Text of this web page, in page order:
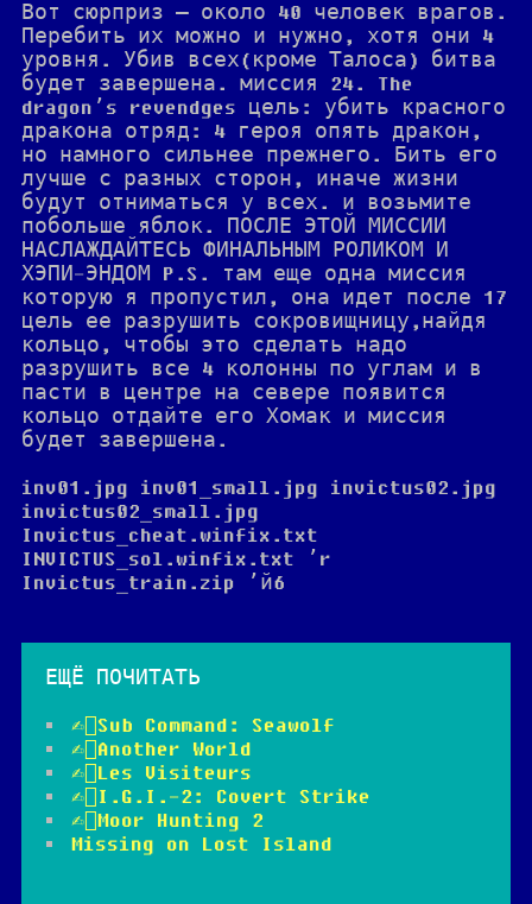
Вот сюрприз — около 40 человек врагов.
Перебить их можно и нужно, хотя они 4
уровня. Убив всех(кроме Талоса) битва
будет завершена. миссия 24. The
dragon’s revendges цель: убить красного
дракона отряд: 4 героя опять дракон,
но намного сильнее прежнего. Бить его
лучше с разных сторон, иначе жизни
будут отниматься у всех. и возьмите
побольше яблок. ПОСЛЕ ЭТОЙ МИССИИ
НАСЛАЖДАЙТЕСЬ ФИНАЛЬНЫМ РОЛИКОМ И
ХЭПИ-ЭНДОМ P.S. там еще одна миссия
которую я пропустил, она идет после 17
цель ее разрушить сокровищницу,найдя
кольцо, чтобы это сделать надо
разрушить все 4 колонны по углам и в
пасти в центре на севере появится
кольцо отдайте его Хомак и миссия
будет завершена.
inv01.jpg inv01_small.jpg invictus02.jpg
invictus02_small.jpg
Invictus_cheat.winfix.txt
INVICTUS_sol.winfix.txt ’r
Invictus_train.zip ’й6
ЕЩЁ ПОЧИТАТЬ
✍🏻Sub Command: Seawolf
✍🏻Another World
✍🏻Les Visiteurs
✍🏻I.G.I.-2: Covert Strike
✍🏻Moor Hunting 2
Missing on Lost Island